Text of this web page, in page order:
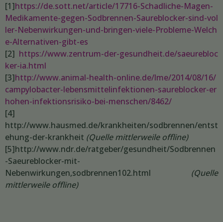
[1]https://de.sott.net/article/17716-Schadliche-Magen-
Medikamente-gegen-Sodbrennen-Saureblocker-sind-vol
ler-Nebenwirkungen-und-bringen-viele-Probleme-Welch
e-Alternativen-gibt-es
[2] https://www.zentrum-der-gesundheit.de/saeurebloc
ker-ia.html
[3]http://www.animal-health-online.de/lme/2014/08/16/
campylobacter-lebensmittelinfektionen-saureblocker-er
hohen-infektionsrisiko-bei-menschen/8462/
[4]
http://www.hausmed.de/krankheiten/sodbrennen/entst
ehung-der-krankheit (Quelle mittlerweile offline)
[5]http://www.ndr.de/ratgeber/gesundheit/Sodbrennen
-Saeureblocker-mit-
Nebenwirkungen,sodbrennen102.html (Quelle
mittlerweile offline)